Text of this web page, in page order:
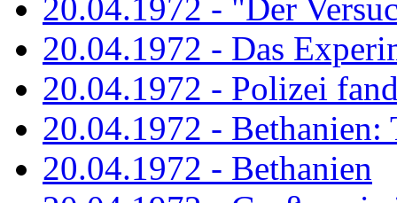
20.04.1972 - "Der
20.04.1972 - Das
20.04.1972 - Polizei
20.04.1972 - Bethanien:
20.04.1972 - Bethanien